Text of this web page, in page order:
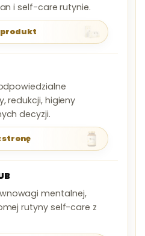
i self-care rutynie.
produkt
redukcji, higieny
decyzji.
stronę
mentalnej,
rutyny self-care z